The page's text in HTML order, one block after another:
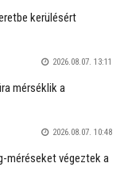
kerülésért
2026.08.07. 13:11
mérséklik a
2026.08.07. 10:48
méréseket végeztek a